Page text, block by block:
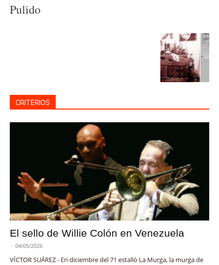
Pulido
CRITERIOS
El sello de Willie Colón en Venezuela
- 04/05/2026
VÍCTOR SUÁREZ - En diciembre del 71 estalló La Murga, la murga de